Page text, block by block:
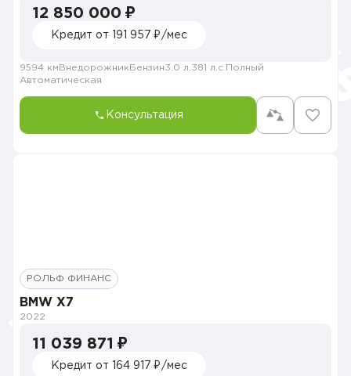
12 850 000 ₽
Кредит от 191 957 ₽/мес
9594 км Внедорожник Бензин3.0 л. 381 л.с. Полный
Автоматическая
Консультация
РОЛЬФ ФИНАНС
BMW X7
2022
11 039 871 ₽
Кредит от 164 917 ₽/мес